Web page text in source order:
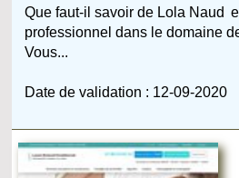
Que faut-il savoir de Lola Naud
professionnel dans le domaine
Vous...
Date de validation : 12-09-2020